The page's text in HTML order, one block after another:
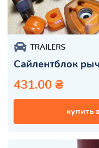
TRAILERS
Сайлентблок
431.00 ₴
купить